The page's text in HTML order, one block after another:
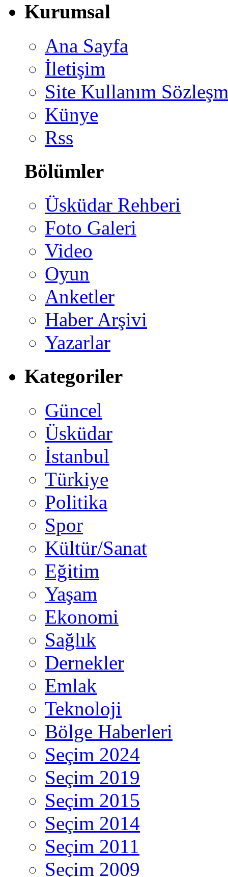
Kurumsal
Ana Sayfa
İletişim
Site Kullanım
Künye
Rss
Bölümler
Üsküdar Rehberi
Foto Galeri
Video
Oyun
Anketler
Haber Arşivi
Yazarlar
Kategoriler
Güncel
Üsküdar
İstanbul
Türkiye
Politika
Spor
Kültür/Sanat
Eğitim
Yaşam
Ekonomi
Sağlık
Dernekler
Emlak
Teknoloji
Bölge Haberleri
Seçim 2024
Seçim 2019
Seçim 2015
Seçim 2014
Seçim 2011
Seçim 2009